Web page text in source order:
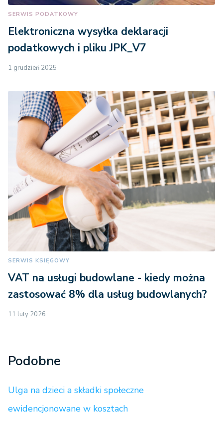
SERWIS PODATKOWY
Elektroniczna wysyłka deklaracji
podatkowych i pliku JPK_V7
1 grudzień 2025
SERWIS KSIĘGOWY
VAT na usługi budowlane - kiedy można
zastosować 8% dla usług budowlanych?
11 luty 2026
Podobne
Ulga na dzieci a składki społeczne
ewidencjonowane w kosztach